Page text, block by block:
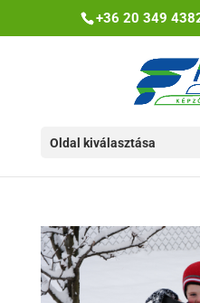
+36 20 349
Oldal kiválasztása